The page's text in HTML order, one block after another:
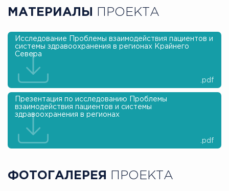
МАТЕРИАЛЫ ПРОЕКТА
Исследование Проблемы взаимодействия пациентов и
системы здравоохранения в регионах Крайнего
Севера
.pdf
Презентация по исследованию Проблемы
взаимодействия пациентов и системы
здравоохранения в регионах
.pdf
ФОТОГАЛЕРЕЯ ПРОЕКТА